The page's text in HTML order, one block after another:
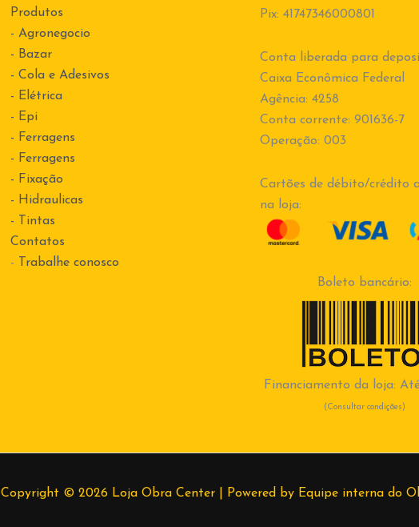
Produtos
- Agronegocio
- Bazar
- Cola e Adesivos
- Elétrica
- Epi
- Ferragens
- Ferragens
- Fixação
- Hidraulicas
- Tintas
Contatos
-
Trabalhe conosco
Pix: 41747346000801
Conta liberada para
Caixa Econômica Federal
Agência: 4258
Conta corrente: 901636-7
Operação: 003
Cartões de débito/crédito
na loja:
Boleto bancário:
Financiamento da loja:
(Consultar condições)
Copyright © 2026 Loja Obra Center | Powered by Equipe interna do